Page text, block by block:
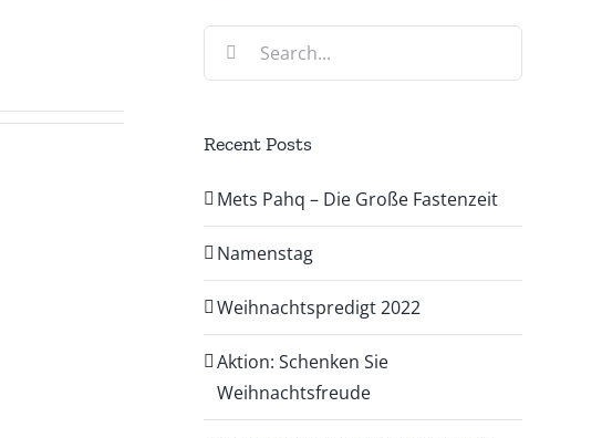
Search
Recent Posts
Mets Pahq – Die Große Fastenzeit
Namenstag
Weihnachtspredigt 2022
Aktion: Schenken Sie
Weihnachtsfreude